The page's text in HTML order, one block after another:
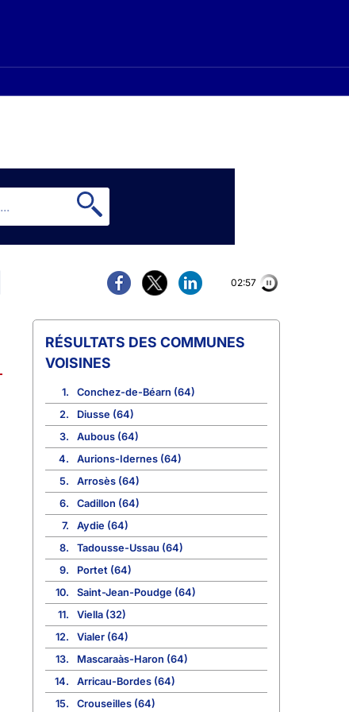
02:57
COMMUNES
VOISINES
1.
Conchez-de-Béarn (64)
2.
Diusse (64)
3.
Aubous (64)
4.
Aurions-Idernes (64)
5.
Arrosès (64)
6.
Cadillon (64)
7.
Aydie (64)
8.
Tadousse-Ussau (64)
9.
Portet (64)
10.
Saint-Jean-Poudge (64)
11.
Viella (32)
12.
Vialer (64)
13.
Mascaraàs-Haron (64)
14.
Arricau-Bordes (64)
15.
Crouseilles (64)